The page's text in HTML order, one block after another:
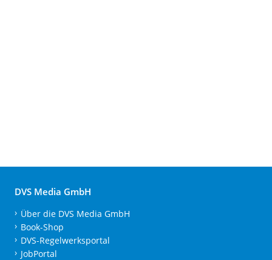
DVS Media GmbH
Über die DVS Media GmbH
Book-Shop
DVS-Regelwerksportal
JobPortal